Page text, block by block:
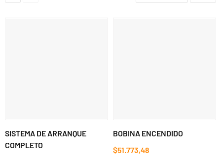
SISTEMA DE ARRANQUE
COMPLETO
BOBINA ENCENDIDO
$51.773,48